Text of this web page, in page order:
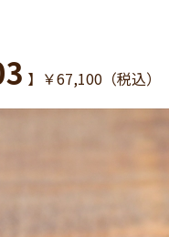
】￥67,100（税込）